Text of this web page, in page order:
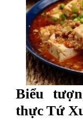
Biểu
thực Tứ